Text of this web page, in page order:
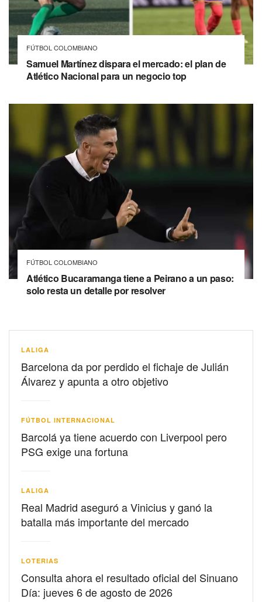
FÚTBOL COLOMBIANO
Samuel Martínez dispara el mercado: el plan de
Atlético Nacional para un negocio top
FÚTBOL COLOMBIANO
Atlético Bucaramanga tiene a Peirano a un paso:
solo resta un detalle por resolver
LALIGA
Barcelona da por perdido el fichaje de Julián
Álvarez y apunta a otro objetivo
FÚTBOL INTERNACIONAL
Barcolá ya tiene acuerdo con Liverpool pero
PSG exige una fortuna
LALIGA
Real Madrid aseguró a Vinicius y ganó la
batalla más importante del mercado
LOTERIAS
Consulta ahora el resultado oficial del Sinuano
Día: jueves 6 de agosto de 2026